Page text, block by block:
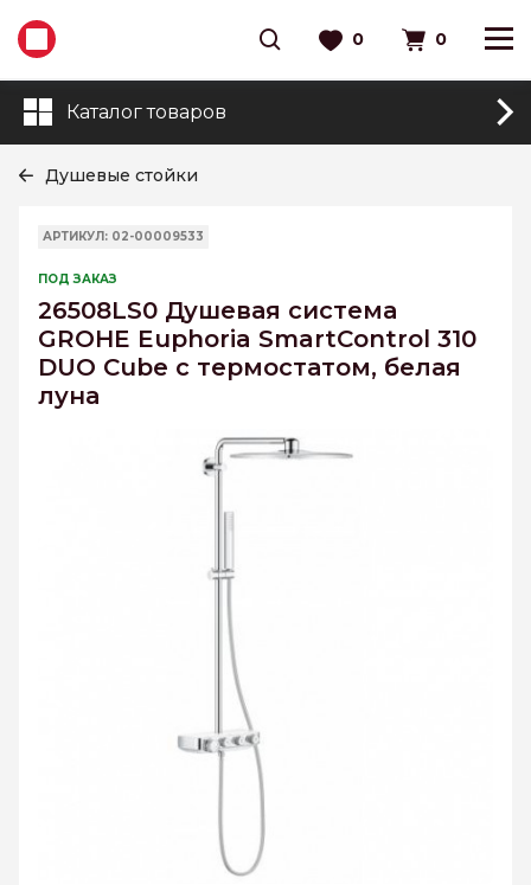
0 0
Каталог товаров
Душевые стойки
АРТИКУЛ: 02-00009533
ПОД ЗАКАЗ
26508LS0 Душевая система
GROHE Euphoria SmartControl 310
DUO Cube с термостатом, белая
луна